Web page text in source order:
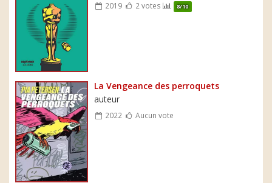
2019 2 votes 8/10
La Vengeance des perroquets
auteur
2022 Aucun vote